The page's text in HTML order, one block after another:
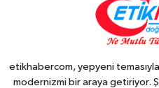
etikhabercom, yepyeni
modernizmi bir araya getiriyor.